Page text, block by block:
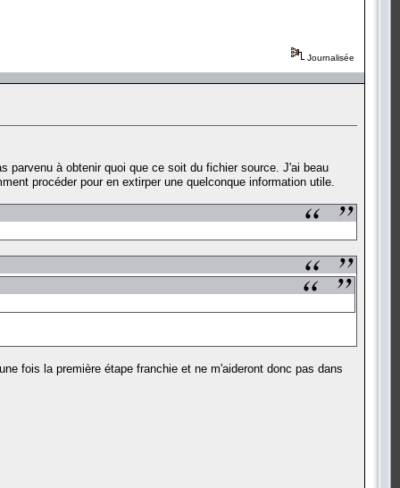
Journalisée
à obtenir quoi que ce soit du fichier source. J'ai beau
procéder pour en extirper une quelconque information utile.
fois la première étape franchie et ne m'aideront donc pas dans